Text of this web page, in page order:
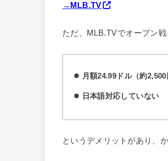
→MLB.TV
ただ、MLB.TVでオープン
月額24.99ドル（約
日本語対応していない
というデメリットがあり、